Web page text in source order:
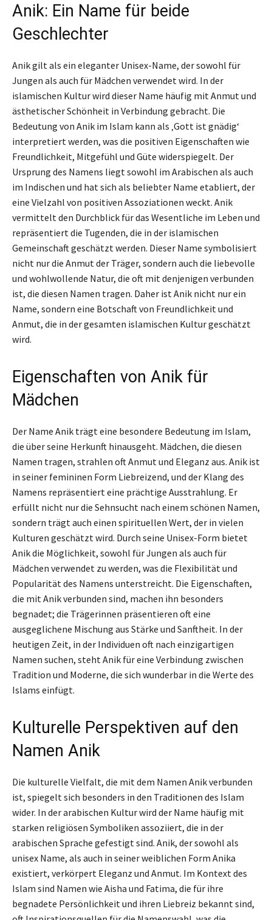
Anik: Ein Name für beide
Geschlechter
Anik gilt als ein eleganter Unisex-Name, der sowohl für
Jungen als auch für Mädchen verwendet wird. In der
islamischen Kultur wird dieser Name häufig mit Anmut und
ästhetischer Schönheit in Verbindung gebracht. Die
Bedeutung von Anik im Islam kann als ‚Gott ist gnädig‘
interpretiert werden, was die positiven Eigenschaften wie
Freundlichkeit, Mitgefühl und Güte widerspiegelt. Der
Ursprung des Namens liegt sowohl im Arabischen als auch
im Indischen und hat sich als beliebter Name etabliert, der
eine Vielzahl von positiven Assoziationen weckt. Anik
vermittelt den Durchblick für das Wesentliche im Leben und
repräsentiert die Tugenden, die in der islamischen
Gemeinschaft geschätzt werden. Dieser Name symbolisiert
nicht nur die Anmut der Träger, sondern auch die liebevolle
und wohlwollende Natur, die oft mit denjenigen verbunden
ist, die diesen Namen tragen. Daher ist Anik nicht nur ein
Name, sondern eine Botschaft von Freundlichkeit und
Anmut, die in der gesamten islamischen Kultur geschätzt
wird.
Eigenschaften von Anik für
Mädchen
Der Name Anik trägt eine besondere Bedeutung im Islam,
die über seine Herkunft hinausgeht. Mädchen, die diesen
Namen tragen, strahlen oft Anmut und Eleganz aus. Anik ist
in seiner femininen Form Liebreizend, und der Klang des
Namens repräsentiert eine prächtige Ausstrahlung. Er
erfüllt nicht nur die Sehnsucht nach einem schönen Namen,
sondern trägt auch einen spirituellen Wert, der in vielen
Kulturen geschätzt wird. Durch seine Unisex-Form bietet
Anik die Möglichkeit, sowohl für Jungen als auch für
Mädchen verwendet zu werden, was die Flexibilität und
Popularität des Namens unterstreicht. Die Eigenschaften,
die mit Anik verbunden sind, machen ihn besonders
begnadet; die Trägerinnen präsentieren oft eine
ausgeglichene Mischung aus Stärke und Sanftheit. In der
heutigen Zeit, in der Individuen oft nach einzigartigen
Namen suchen, steht Anik für eine Verbindung zwischen
Tradition und Moderne, die sich wunderbar in die Werte des
Islams einfügt.
Kulturelle Perspektiven auf den
Namen Anik
Die kulturelle Vielfalt, die mit dem Namen Anik verbunden
ist, spiegelt sich besonders in den Traditionen des Islam
wider. In der arabischen Kultur wird der Name häufig mit
starken religiösen Symboliken assoziiert, die in der
arabischen Sprache gefestigt sind. Anik, der sowohl als
unisex Name, als auch in seiner weiblichen Form Anika
existiert, verkörpert Eleganz und Anmut. Im Kontext des
Islam sind Namen wie Aisha und Fatima, die für ihre
begnadete Persönlichkeit und ihren Liebreiz bekannt sind,